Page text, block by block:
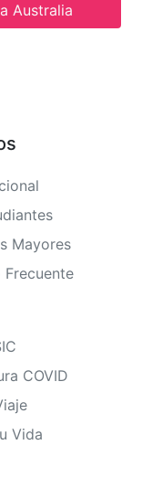
Australia
Mayores
COVID
Vida